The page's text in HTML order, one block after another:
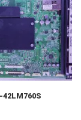
42LM760S